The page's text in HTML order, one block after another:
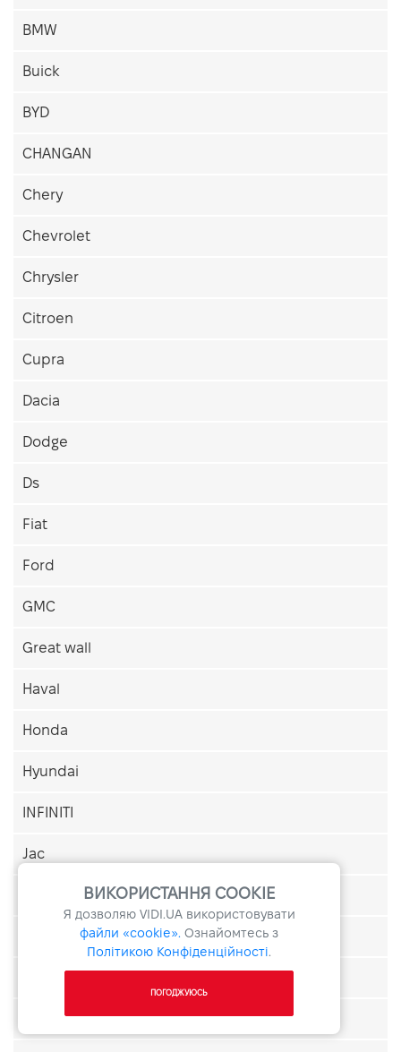
BMW
Buick
BYD
CHANGAN
Chery
Chevrolet
Chrysler
Citroen
Cupra
Dacia
Dodge
Ds
Fiat
Ford
GMC
Great wall
Haval
Honda
Hyundai
INFINITI
Jac
LAND ROVER
ВИКОРИСТАННЯ COOKIE
Я дозволяю VIDI.UAвикористовувати
файли «cookie». Ознайомтесь з
Політикою Конфіденційності.
ПОГОДЖУЮСЬ